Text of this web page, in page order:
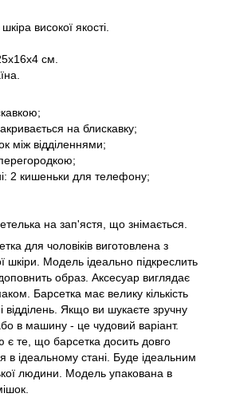
високої якості.
см.
на блискавку;
між відділеннями;
2 кишеньки для телефону;
на зап'ястя, що знімається.
для чоловіків виготовлена ​​з
шкіри. Модель ідеально підкреслить
образ. Аксесуар виглядає
Барсетка має велику кількість
відділень. Якщо ви шукаєте зручну
в машину - це чудовий варіант.
є те, що барсетка досить довго
в ідеальному стані. Буде ідеальним
людини. Модель упакована в